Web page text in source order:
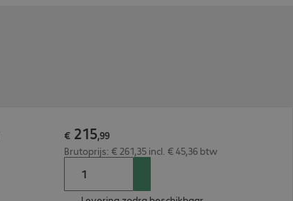
€ 215,99
Brutoprijs: € 261,35 incl. € 45,36 btw